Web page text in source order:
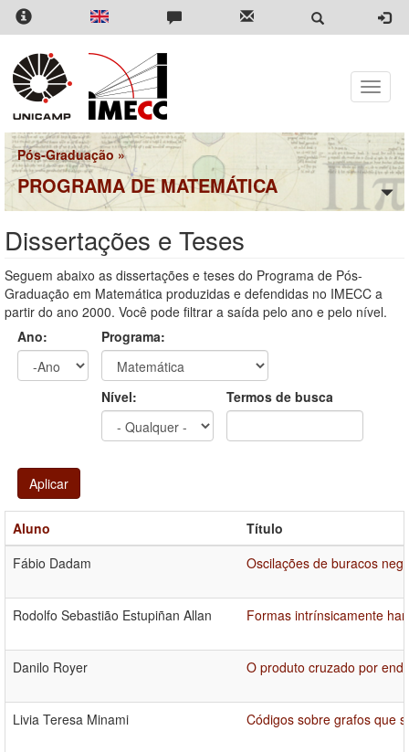
Pular
para
conteúdo
principal
Toggle
Pós-Graduação »
PROGRAMA DE MATEMÁTICA
Dissertações e Teses
Seguem abaixo as dissertações e teses do Programa de Pós-
Graduação em Matemática produzidas e defendidas no IMECC a
partir do ano 2000. Você pode filtrar a saída pelo ano e pelo nível.
Ano:
Programa:
Nível: Termos de busca
Aplicar
Aluno
Título
Fábio Dadam
Oscilações de buracos
Rodolfo Sebastião Estupiñan Allan Formas intrínsicamente
Danilo Royer O produto cruzado por
Livia Teresa Minami Códigos sobre grafos que